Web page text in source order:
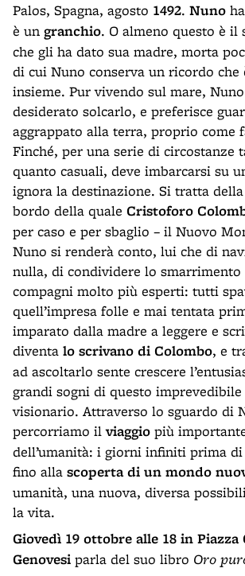
Palos, Spagna, agosto 1492. Nuno
è un granchio. O almeno questo è il
che gli ha dato sua madre, morta
di cui Nuno conserva un ricordo che
insieme. Pur vivendo sul mare,
desiderato solcarlo, e preferisce
aggrappato alla terra, proprio come
Finché, per una serie di circostanze
quanto casuali, deve imbarcarsi su
ignora la destinazione. Si tratta
bordo della quale Cristoforo
per caso e per sbaglio – il Nuovo
Nuno si renderà conto, lui che di
nulla, di condividere lo smarrimento
compagni molto più esperti: tutti
quell’impresa folle e mai tentata
imparato dalla madre a leggere e
diventa lo scrivano di Colombo, e
ad ascoltarlo sente crescere
grandi sogni di questo
visionario. Attraverso lo sguardo di
percorriamo ilviaggio più
dell’umanità: i giorni infiniti prima
fino alla scoperta di un mondo
umanità, una nuova, diversa
la vita.
Giovedì 19 ottobre alle 18 in Piazza
Genovesi parla del suo libro Oro